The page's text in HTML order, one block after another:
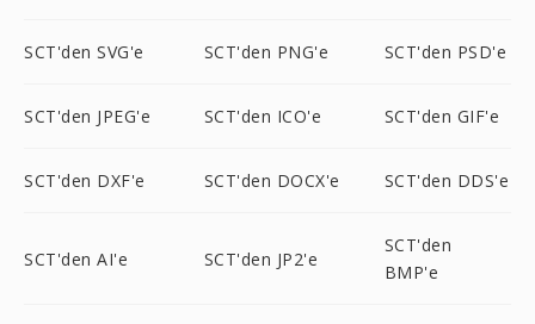
SCT'den SVG'e SCT'den PNG'e SCT'den PSD'e
SCT'den JPEG'e SCT'den ICO'e SCT'den GIF'e
SCT'den DXF'e SCT'den DOCX'e SCT'den DDS'e
SCT'den AI'e SCT'den JP2'e
SCT'den
BMP'e